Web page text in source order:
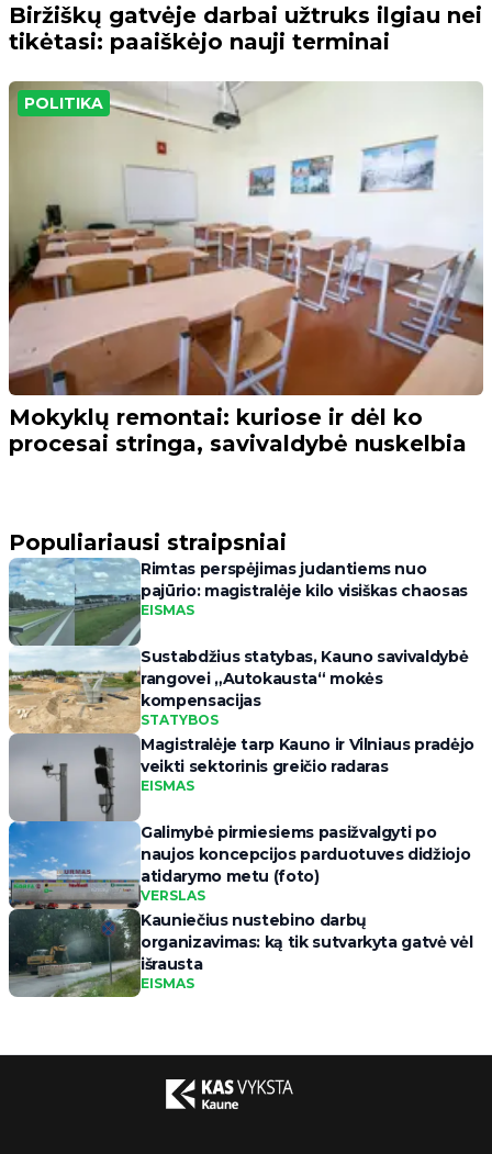
Biržiškų gatvėje darbai užtruks ilgiau nei
tikėtasi: paaiškėjo nauji terminai
POLITIKA
Mokyklų remontai: kuriose ir dėl ko
procesai stringa, savivaldybė nuskelbia
Populiariausi straipsniai
Rimtas perspėjimas judantiems nuo
pajūrio: magistralėje kilo visiškas chaosas
EISMAS
Sustabdžius statybas, Kauno savivaldybė
rangovei „Autokausta“ mokės
kompensacijas
STATYBOS
Magistralėje tarp Kauno ir Vilniaus pradėjo
veikti sektorinis greičio radaras
EISMAS
Galimybė pirmiesiems pasižvalgyti po
naujos koncepcijos parduotuves didžiojo
atidarymo metu (foto)
VERSLAS
Kauniečius nustebino darbų
organizavimas: ką tik sutvarkyta gatvė vėl
išrausta
EISMAS